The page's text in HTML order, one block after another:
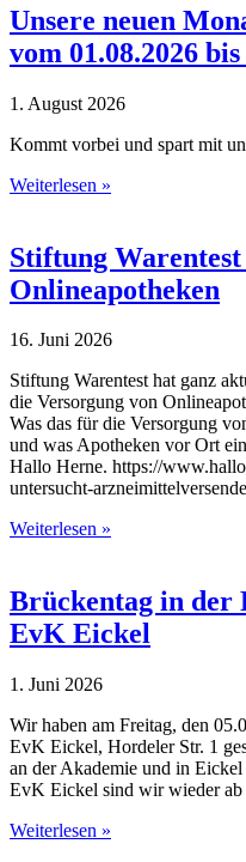
Unsere neuen
vom 01.08.2026
1. August 2026
Kommt vorbei und spart mit
Weiterlesen »
Stiftung Warentest
Onlineapotheken
16. Juni 2026
Stiftung Warentest hat ganz
die Versorgung von
Was das für die Versorgung
und was Apotheken vor Ort
Hallo Herne. https://
untersucht-
Weiterlesen »
Brückentag in der
EvK Eickel
1. Juni 2026
Wir haben am Freitag, den
EvK Eickel, Hordeler Str. 1
an der Akademie und in
EvK Eickel sind wir wieder
Weiterlesen »